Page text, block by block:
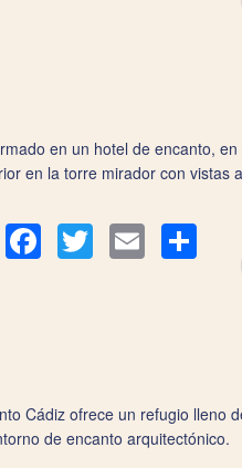
en un hotel de encanto,
en la torre mirador con vistas
FacebookTwitter Email
Cádiz ofrece un refugio lleno
de encanto arquitectónico.